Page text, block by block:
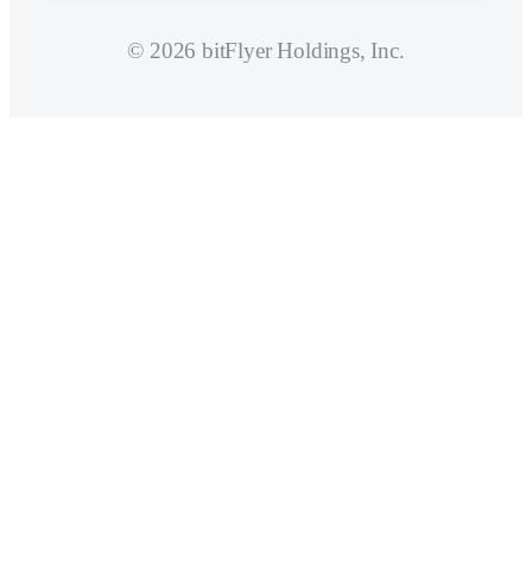
© 2026 bitFlyer Holdings, Inc.